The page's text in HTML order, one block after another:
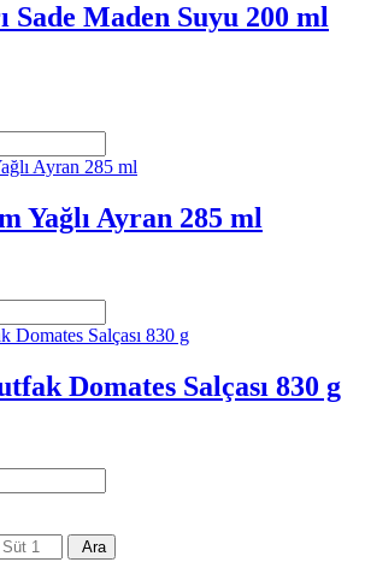
Sade Maden Suyu 200 ml
Yağlı Ayran 285 ml
Domates Salçası 830 g
Ara